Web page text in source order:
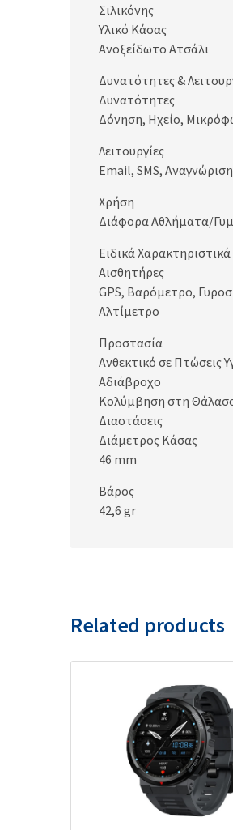
Σιλικόνης
Υλικό Κάσας
Ανοξείδωτο Ατσάλι
Δυνατότητες &
Δυνατότητες
Δόνηση, Ηχείο,
Λειτουργίες
Email, SMS,
Χρήση
Διάφορα Αθλήματα/
Ειδικά Χαρακτηριστικά
Αισθητήρες
GPS, Βαρόμετρο,
Αλτίμετρο
Προστασία
Ανθεκτικό σε Πτώσεις
Αδιάβροχο
Κολύμβηση στη
Διαστάσεις
Διάμετρος Κάσας
46 mm
Βάρος
42,6 gr
Related products